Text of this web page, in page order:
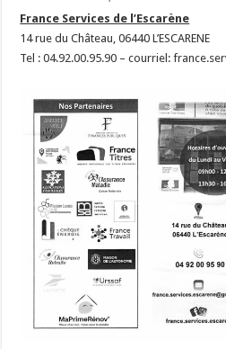
France Services de l’Escarène
14 rue du Château, 06440 L’ESCARENE
Tel : 04.92.00.95.90 – courriel: